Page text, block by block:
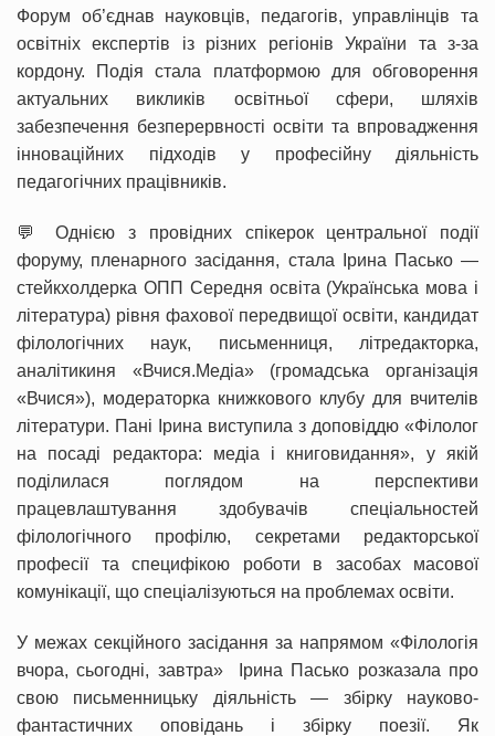
Форум об’єднав науковців, педагогів, управлінців та
освітніх експертів із різних регіонів України та з-за
кордону. Подія стала платформою для обговорення
актуальних викликів освітньої сфери, шляхів
забезпечення безперервності освіти та впровадження
інноваційних підходів у професійну діяльність
педагогічних працівників.
💬 Однією з провідних спікерок центральної події
форуму, пленарного засідання, стала Ірина Пасько —
стейкхолдерка ОПП Середня освіта (Українська мова і
література) рівня фахової передвищої освіти, кандидат
філологічних наук, письменниця, літредакторка,
аналітикиня «Вчися.Медіа» (громадська організація
«Вчися»), модераторка книжкового клубу для вчителів
літератури. Пані Ірина виступила з доповіддю «Філолог
на посаді редактора: медіа і книговидання», у якій
поділилася поглядом на перспективи
працевлаштування здобувачів спеціальностей
філологічного профілю, секретами редакторської
професії та специфікою роботи в засобах масової
комунікації, що спеціалізуються на проблемах освіти.
У межах секційного засідання за напрямом «Філологія
вчора, сьогодні, завтра» Ірина Пасько розказала про
свою письменницьку діяльність — збірку науково-
фантастичних оповідань і збірку поезії. Як